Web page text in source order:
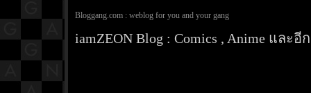
Bloggang.com : weblog for you and your gang
iamZEON Blog : Comics , Anime และอี